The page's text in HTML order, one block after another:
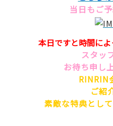
当日もご
本日ですと時間に
スタッ
お待ち申し
RINRIN
ご紹
素敵な特典とし